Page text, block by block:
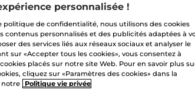
60 hectares
champs
personnalisée !
politique de confidentialité, nous utilisons des cookies
contenus personnalisés et des publicités adaptées à
des services liés aux réseaux sociaux et analyser le
sur «Accepter tous les cookies», vous consentez à
placés sur notre site Web. Pour en savoir plus
cliquez sur «Paramètres des cookies» dans la
notre
Politique vie privée